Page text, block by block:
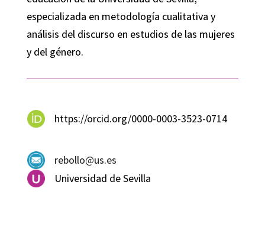
especializada en metodología cualitativa y
análisis del discurso en estudios de las mujeres
y del género.
https://orcid.org/0000-0003-3523-0714
rebollo@us.es
Universidad de Sevilla